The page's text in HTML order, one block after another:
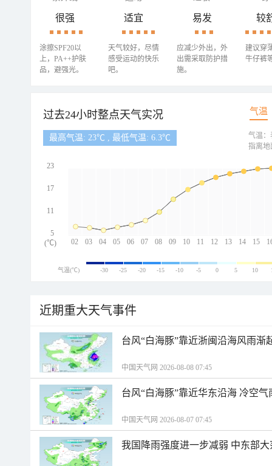
很强
涂擦SPF20以
上，PA++护肤
品，避强光。
适宜
天气较好，尽情
感受运动的快乐
吧。
易发
应减少外出，外
出需采取防护措
施。
较
建议穿
牛仔裤
过去24小时整点天气实况 气温
最高气温: 23℃ , 最低气温: 6.3℃
02 03 04 05 06 07 08 09 10 11 12 13 14 15
23
17
11
5
(℃)
气温：
指离地
气温(℃) -30 -25 -20 -15 -10 -5 0 5 10
近期重大天气事件
台风“白海豚”靠近浙闽沿海风雨渐
中国天气网 2026-08-08 07:45
台风“白海豚”靠近华东沿海 冷空
中国天气网 2026-08-07 07:45
我国降雨强度进一步减弱 中东部